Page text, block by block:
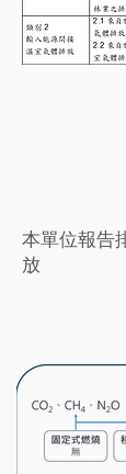
本單位報告
放